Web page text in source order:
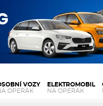
VOZY
OPERÁK
ELEKTROMOBIL
NA OPERÁK